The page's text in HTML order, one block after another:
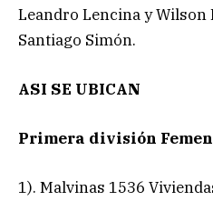
Leandro Lencina y Wilson
Santiago Simón.
ASI SE UBICAN
Primera división
1). Malvinas 1536